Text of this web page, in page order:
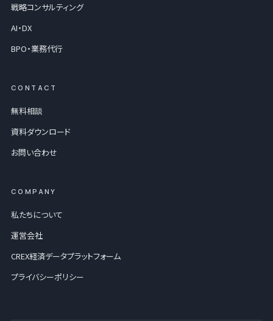
戦略コンサルティング
AI・DX
BPO・業務代行
CONTACT
無料相談
資料ダウンロード
お問い合わせ
COMPANY
私たちについて
運営会社
CREX経済データプラットフォーム
プライバシーポリシー